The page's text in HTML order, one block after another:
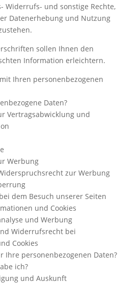
Widerrufs- und sonstige Rechte,
Datenerhebung und Nutzung
sollen Ihnen den
Information erleichtern.
Ihren personenbezogenen
Daten?
Vertragsabwicklung und
Werbung
zur Werbung
dem Besuch unserer Seiten
und Cookies
und Werbung
Widerrufsrecht bei
Cookies
Ihre personenbezogenen Daten?
ich?
und Auskunft